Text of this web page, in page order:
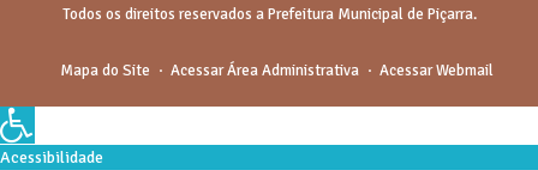
Todos os direitos reservados a Prefeitura Municipal de Piçarra.
Mapa do Site Acessar Área Administrativa Acessar Webmail
Acessibilidade